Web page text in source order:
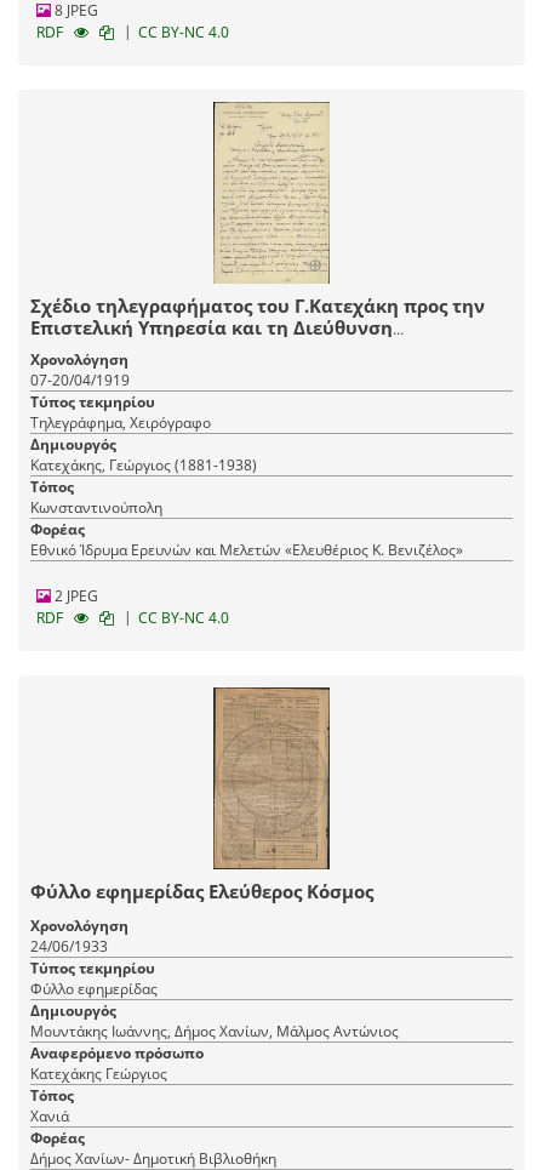
8 JPEG
RDF
| CC BY-NC 4.0
Σχέδιο τηλεγραφήματος του Γ.Κατεχάκη προς την
Επιστελική Υπηρεσία και τη Διεύθυνση
Προσωπικού του Υπουργείου Στρατιωτικών σχετικά
με σχετικά με αναμενόμενη επίθεση Βουλγάρων και
Τούρκων στις Σαράντα Εκκλησιές.
Χρονολόγηση
07-20/04/1919
Τύπος τεκμηρίου
Τηλεγράφημα, Χειρόγραφο
Δημιουργός
Κατεχάκης, Γεώργιος (1881-1938)
Τόπος
Κωνσταντινούπολη
Φορέας
Εθνικό Ίδρυμα Ερευνών και Μελετών «Ελευθέριος Κ. Βενιζέλος»
2 JPEG
RDF
| CC BY-NC 4.0
Φύλλο εφημερίδας Ελεύθερος Κόσμος
Χρονολόγηση
24/06/1933
Τύπος τεκμηρίου
Φύλλο εφημερίδας
Δημιουργός
Μουντάκης Ιωάννης, Δήμος Χανίων, Μάλμος Αντώνιος
Αναφερόμενο πρόσωπο
Κατεχάκης Γεώργιος
Τόπος
Χανιά
Φορέας
Δήμος Χανίων- Δημοτική Βιβλιοθήκη